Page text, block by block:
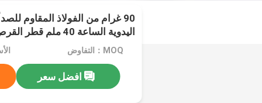
90 غرام من الفولاذ المقاوم
اليدوية الساعة 40 ملم قطر القرص
MOQ：التفاوض
افضل سعر